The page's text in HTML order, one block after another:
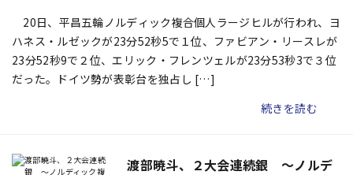
20日、平昌五輪ノルディック複合個人ラージヒルが行われ、ヨ
ハネス・ルゼックが23分52秒5で１位、ファビアン・リースレが
23分52秒9で２位、エリック・フレンツェルが23分53秒3で３位
だった。ドイツ勢が表彰台を独占し […]
続きを読む
渡部暁斗、２大会連続銀 ～ノルデ